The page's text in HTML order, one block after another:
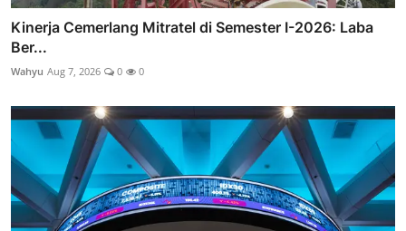
Kinerja Cemerlang Mitratel di Semester I-2026: Laba
Ber...
Wahyu Aug 7, 2026 0 0